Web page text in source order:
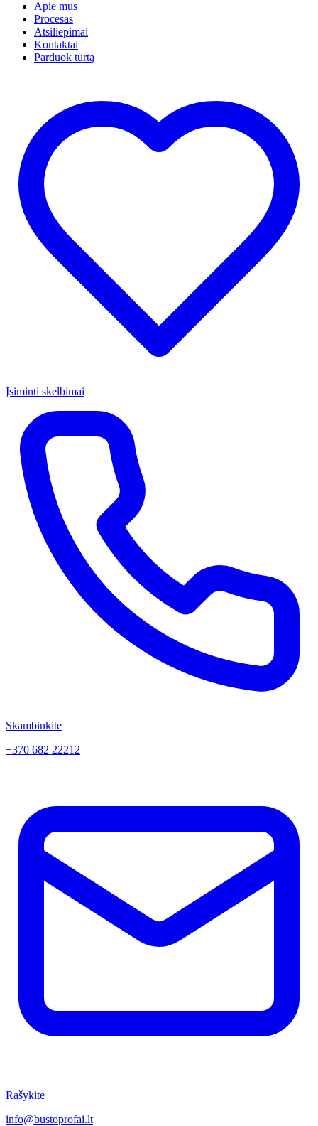
Apie mus
Procesas
Atsiliepimai
Kontaktai
Parduok turtą
Įsiminti skelbimai
Skambinkite
+370 682 22212
Rašykite
info@bustoprofai.lt